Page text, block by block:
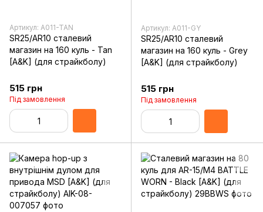
Артикул: A011-TAN
SR25/AR10 сталевий
магазин на 160 куль - Tan
[A&K] (для страйкболу)
515 грн
Під замовлення
Артикул: A011-GY
SR25/AR10 сталевий
магазин на 160 куль - Grey
[A&K] (для страйкболу)
515 грн
Під замовлення